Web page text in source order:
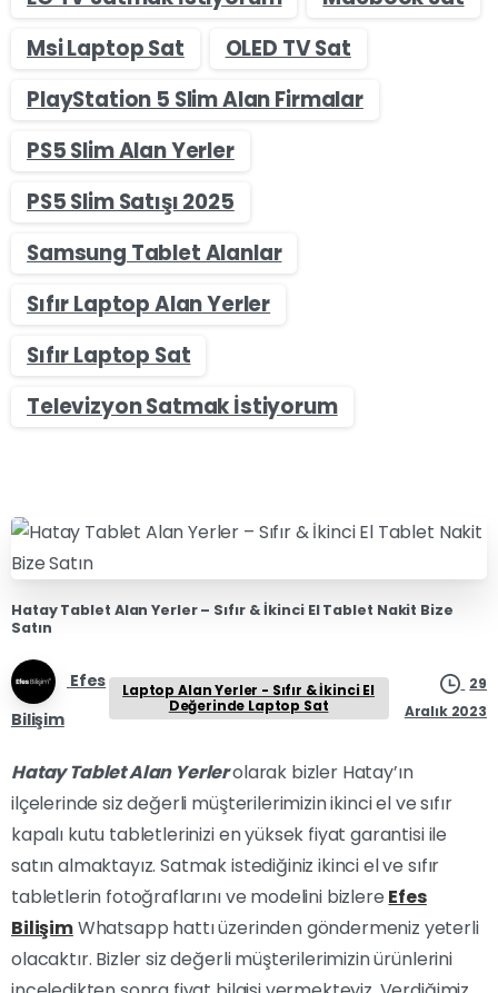
Msi Laptop Sat
OLED TV Sat
PlayStation 5 Slim Alan Firmalar
PS5 Slim Alan Yerler
PS5 Slim Satışı 2025
Samsung Tablet Alanlar
Sıfır Laptop Alan Yerler
Sıfır Laptop Sat
Televizyon Satmak İstiyorum
Hatay Tablet Alan Yerler – Sıfır & İkinci El Tablet Nakit Bize
Satın
Efes
Bilişim
Laptop Alan Yerler - Sıfır & İkinci El
Değerinde Laptop Sat
29
Aralık 2023
Hatay Tablet Alan Yerlerolarak bizler Hatay’ın
ilçelerinde siz değerli müşterilerimizin ikinci el ve sıfır
kapalı kutu tabletlerinizi en yüksek fiyat garantisi ile
satın almaktayız. Satmak istediğiniz ikinci el ve sıfır
tabletlerin fotoğraflarını ve modelini bizlere Efes
BilişimWhatsapp hattı üzerinden göndermeniz yeterli
olacaktır. Bizler siz değerli müşterilerimizin ürünlerini